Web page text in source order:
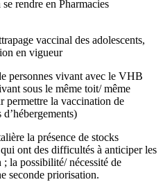
rendre en Pharmacies
vaccinal des adolescents,
en vigueur
personnes vivant avec le VHB
sous le même toit/ même
permettre la vaccination de
la présence de stocks
ont des difficultés à anticiper les
la possibilité/ nécessité de
seconde priorisation.